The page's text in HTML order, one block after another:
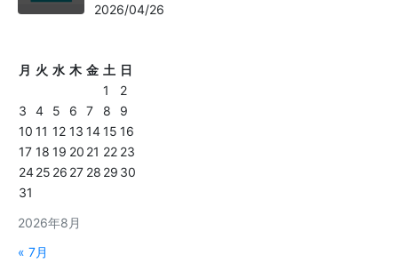
2026/04/26
2026年8月
月 火 水 木 金 土 日
1
2
3
4 5 6 7 8
9
10 11 12 13 1415 16
17 18 19 20 21 22 23
2425 26 27 28 29 30
31
« 7月